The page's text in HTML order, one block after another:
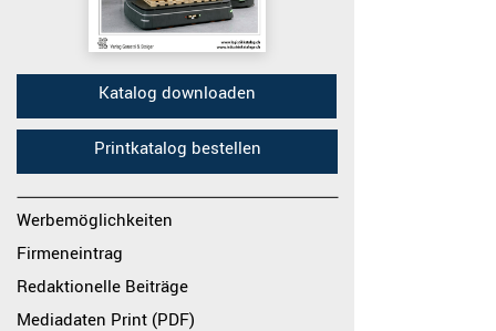
Katalog downloaden
Printkatalog bestellen
Werbemöglichkeiten
Firmeneintrag
Redaktionelle Beiträge
Mediadaten Print (PDF)